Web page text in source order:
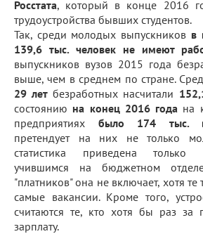
Росстата, который в конце 2016
трудоустройства бывших студентов.
Так, среди молодых выпускников в
139,6 тыс. человек не имеют
выпускников вузов 2015 года
выше, чем в среднем по стране.
29 лет безработных насчитали
состоянию на конец 2016 года на
предприятиях было 174 тыс.
претендует на них не только
статистика приведена только
учившимся на бюджетном
"платников" она не включает, хотя
самые вакансии. Кроме того,
считаются те, кто хотя бы раз за
зарплату.